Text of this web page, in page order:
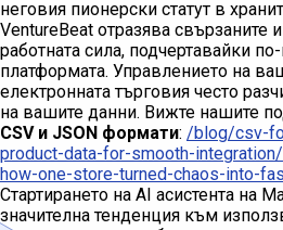
неговия пионерски статут в
VentureBeat отразява свързаните
работната сила, подчертавайки
платформата. Управлението на
електронната търговия често
на вашите данни. Вижте нашите
CSV и JSON формати: /blog/csv-
product-data-for-smooth-integration/
how-one-store-turned-chaos-into-
Стартирането на AI асистента на
значителна тенденция към